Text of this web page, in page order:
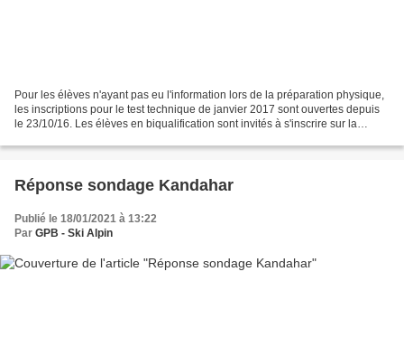
Pour les élèves n'ayant pas eu l'information lors de la préparation physique,
les inscriptions pour le test technique de janvier 2017 sont ouvertes depuis
le 23/10/16. Les élèves en biqualification sont invités à s'inscrire sur la
Réponse sondage Kandahar
Publié le 18/01/2021 à 13:22
Par GPB - Ski Alpin